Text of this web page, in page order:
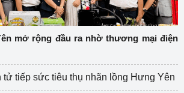
mở rộng đầu ra nhờ thương mại điện
tiếp sức tiêu thụ nhãn lồng Hưng Yên